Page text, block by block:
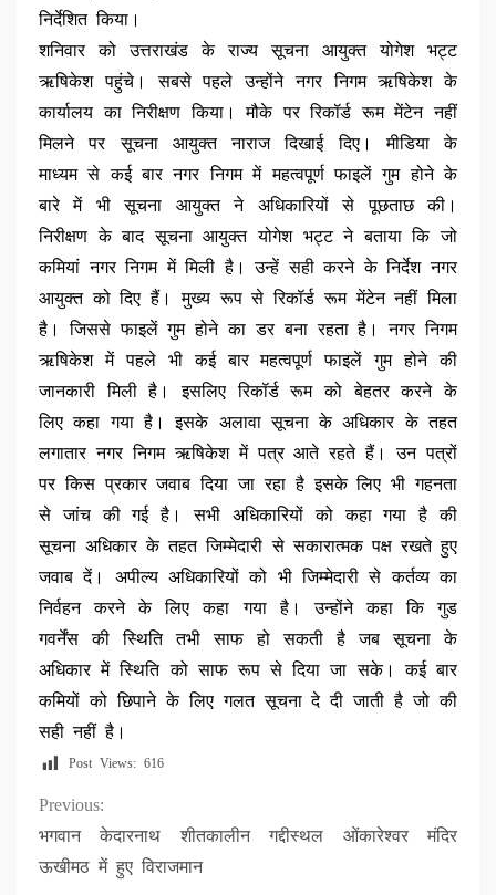
निर्देशित किया।
शनिवार को उत्तराखंड के राज्य सूचना आयुक्त योगेश भट्ट
ऋषिकेश पहुंचे। सबसे पहले उन्होंने नगर निगम ऋषिकेश के
कार्यालय का निरीक्षण किया। मौके पर रिकॉर्ड रूम मेंटेन नहीं
मिलने पर सूचना आयुक्त नाराज दिखाई दिए। मीडिया के
माध्यम से कई बार नगर निगम में महत्वपूर्ण फाइलें गुम होने के
बारे में भी सूचना आयुक्त ने अधिकारियों से पूछताछ की।
निरीक्षण के बाद सूचना आयुक्त योगेश भट्ट ने बताया कि जो
कमियां नगर निगम में मिली है। उन्हें सही करने के निर्देश नगर
आयुक्त को दिए हैं। मुख्य रूप से रिकॉर्ड रूम मेंटेन नहीं मिला
है। जिससे फाइलें गुम होने का डर बना रहता है। नगर निगम
ऋषिकेश में पहले भी कई बार महत्वपूर्ण फाइलें गुम होने की
जानकारी मिली है। इसलिए रिकॉर्ड रूम को बेहतर करने के
लिए कहा गया है। इसके अलावा सूचना के अधिकार के तहत
लगातार नगर निगम ऋषिकेश में पत्र आते रहते हैं। उन पत्रों
पर किस प्रकार जवाब दिया जा रहा है इसके लिए भी गहनता
से जांच की गई है। सभी अधिकारियों को कहा गया है की
सूचना अधिकार के तहत जिम्मेदारी से सकारात्मक पक्ष रखते हुए
जवाब दें। अपील्य अधिकारियों को भी जिम्मेदारी से कर्तव्य का
निर्वहन करने के लिए कहा गया है। उन्होंने कहा कि गुड
गवर्नेंस की स्थिति तभी साफ हो सकती है जब सूचना के
अधिकार में स्थिति को साफ रूप से दिया जा सके। कई बार
कमियों को छिपाने के लिए गलत सूचना दे दी जाती है जो की
सही नहीं है।
Post Views: 616
Continue
Reading
Previous:
भगवान केदारनाथ शीतकालीन गद्दीस्थल ओंकारेश्वर मंदिर
ऊखीमठ में हुए विराजमान